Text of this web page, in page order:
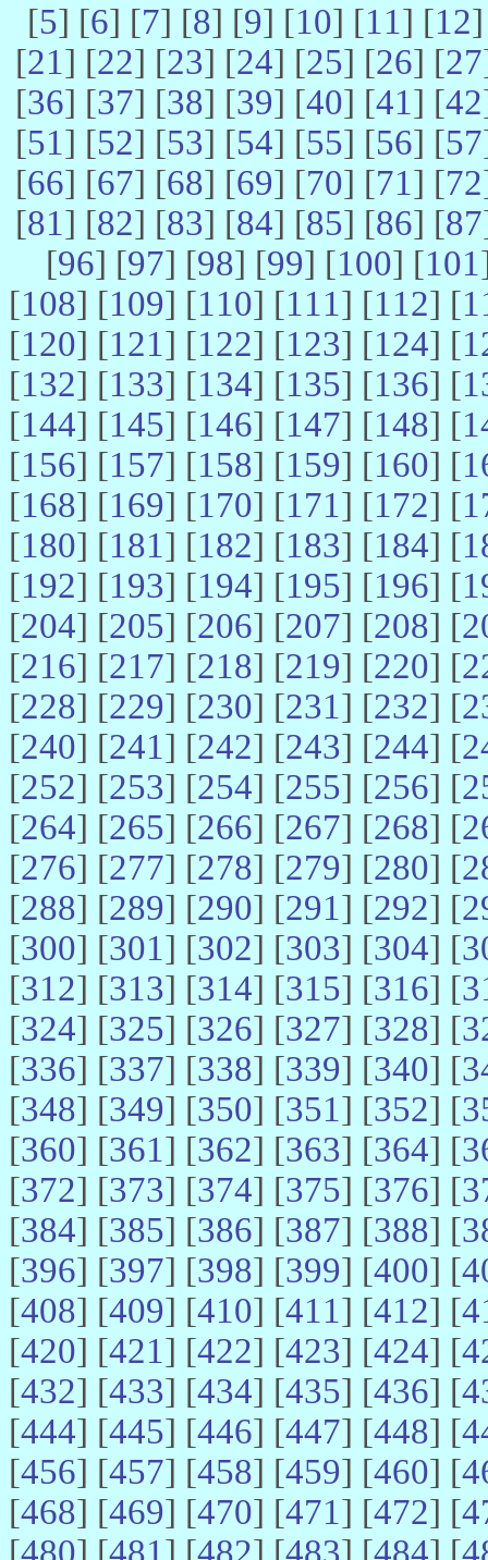
[5] [6] [7] [8] [9] [10] [11] [12
[21] [22] [23] [24] [25] [26] [27
[36] [37] [38] [39] [40] [41] [42
[51] [52] [53] [54] [55] [56] [57
[66] [67] [68] [69] [70] [71] [72
[81] [82] [83] [84] [85] [86] [87
[96] [97] [98] [99] [100] [101
[108] [109] [110] [111] [112] [
[120] [121] [122] [123] [124] [
[132] [133] [134] [135] [136] [
[144] [145] [146] [147] [148] [
[156] [157] [158] [159] [160] [
[168] [169] [170] [171] [172] [
[180] [181] [182] [183] [184] [
[192] [193] [194] [195] [196] [
[204] [205] [206] [207] [208] [
[216] [217] [218] [219] [220] [
[228] [229] [230] [231] [232] [
[240] [241] [242] [243] [244] [
[252] [253] [254] [255] [256] [
[264] [265] [266] [267] [268] [
[276] [277] [278] [279] [280] [
[288] [289] [290] [291] [292] [
[300] [301] [302] [303] [304] [
[312] [313] [314] [315] [316] [
[324] [325] [326] [327] [328] [
[336] [337] [338] [339] [340] [
[348] [349] [350] [351] [352] [
[360] [361] [362] [363] [364] [
[372] [373] [374] [375] [376] [
[384] [385] [386] [387] [388] [
[396] [397] [398] [399] [400] [
[408] [409] [410] [411] [412] [
[420] [421] [422] [423] [424] [
[432] [433] [434] [435] [436] [
[444] [445] [446] [447] [448] [
[456] [457] [458] [459] [460] [
[468] [469] [470] [471] [472] [
[480] [481] [482] [483] [484] [